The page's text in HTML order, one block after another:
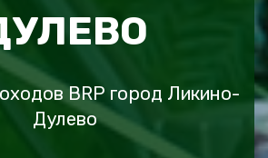
BRP город Ликино-
Дулево